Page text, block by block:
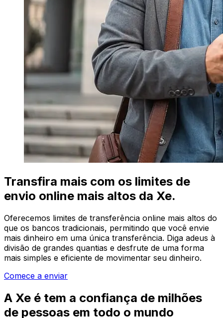
Transfira mais com os limites de
envio online mais altos da Xe.
Oferecemos limites de transferência online mais altos do
que os bancos tradicionais, permitindo que você envie
mais dinheiro em uma única transferência. Diga adeus à
divisão de grandes quantias e desfrute de uma forma
mais simples e eficiente de movimentar seu dinheiro.
Comece a enviar
A Xe é tem a confiança de milhões
de pessoas em todo o mundo